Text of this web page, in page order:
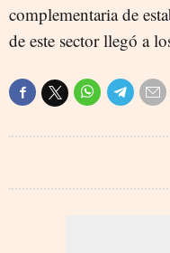
complementaria de
de este sector llegó a